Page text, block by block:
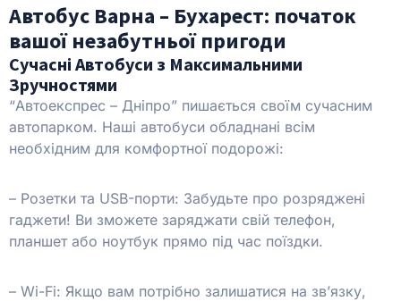
Автобус Варна – Бухарест: початок
вашої незабутньої пригоди
Сучасні Автобуси з Максимальними
Зручностями
“Автоекспрес – Дніпро” пишається своїм сучасним
автопарком. Наші автобуси обладнані всім
необхідним для комфортної подорожі:
– Розетки та USB-порти: Забудьте про розряджені
гаджети! Ви зможете заряджати свій телефон,
планшет або ноутбук прямо під час поїздки.
– Wi-Fi: Якщо вам потрібно залишатися на зв’язку,